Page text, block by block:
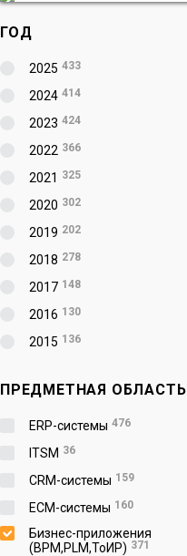
ГОД
2025 433
2024 414
2023 424
2022 366
2021 325
2020 302
2019 202
2018 278
2017 148
2016 130
2015 136
ПРЕДМЕТНАЯ ОБЛАСТЬ
ERP-системы 476
ITSM 36
CRM-системы 159
ECM-системы 160
Бизнес-приложения
(BPM,PLM,ToИР) 371